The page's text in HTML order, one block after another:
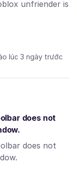
unfriender is
lúc 3 ngày trước
does not
does not